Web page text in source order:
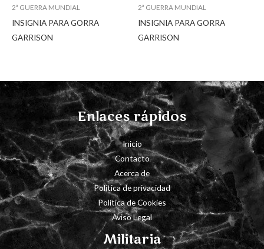
2ª GUERRA MUNDIAL
INSIGNIA PARA GORRA
GARRISON
2ª GUERRA MUNDIAL
INSIGNIA PARA GORRA
GARRISON
Enlaces rápidos
Inicio
Contacto
Acerca de
Política de privacidad
Política de Cookies
Aviso Legal
Militaria